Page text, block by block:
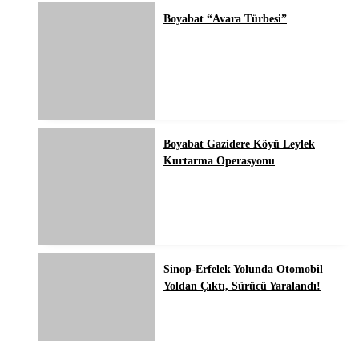
Boyabat “Avara Türbesi”
Boyabat Gazidere Köyü Leylek
Kurtarma Operasyonu
Sinop-Erfelek Yolunda Otomobil
Yoldan Çıktı, Sürücü Yaralandı!